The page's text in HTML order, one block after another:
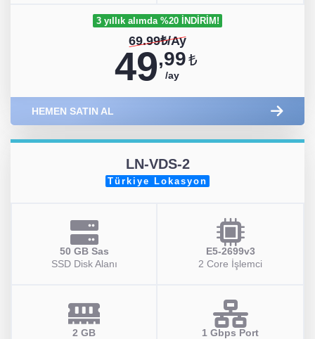
3 yıllık alımda %20 İNDİRİM!
69.99₺/Ay
49 /ay
,99₺
HEMEN SATIN AL
LN-VDS-2
Türkiye Lokasyon
50 GB Sas
SSD Disk Alanı
E5-2699v3
2 Core İşlemci
2 GB
1 Gbps Port